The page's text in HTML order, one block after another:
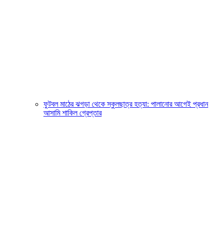
ফুটবল মাঠের ঝগড়া থেকে স্কুলছাত্র হত্যা: পালানোর আগেই প্রধান
আসামি শাকিল গ্রেপ্তার